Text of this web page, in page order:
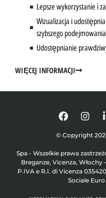
Lepsze wykorzystanie i
Wizualizacja i
szybszego
Udostępnianie
WIĘCEJ INFORMACJI
© Copyright
Spa - Wszelkie prawa
Breganze, Vicenza, Włochy
P.IVA e R.I. di Vicenza
Sociale